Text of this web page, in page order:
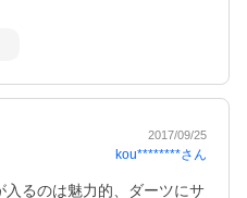
2017/09/25
kou********さん
入るのは魅力的、ダーツにサ